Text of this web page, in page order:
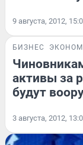
9 августа, 2012,
БИЗНЕС
активы за
будут
3 августа, 2012,